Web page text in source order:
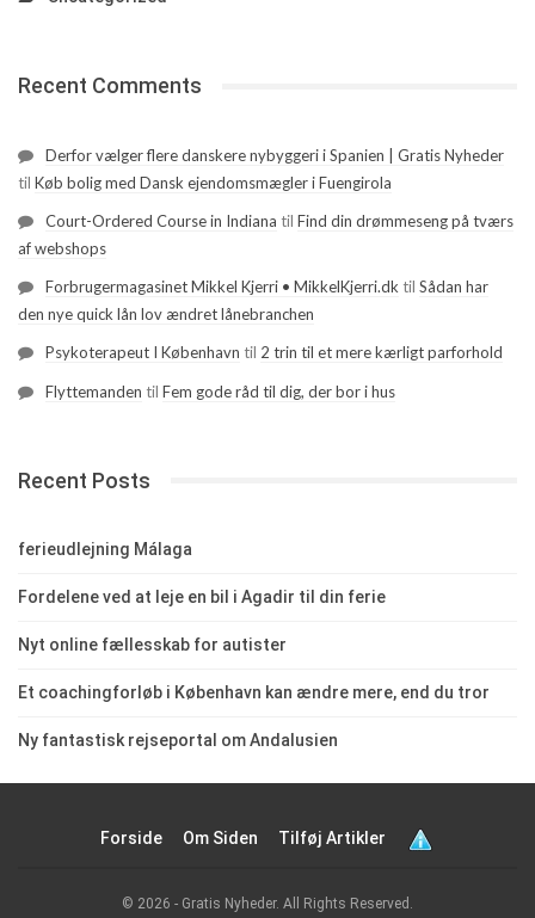
Recent Comments
Derfor vælger flere danskere nybyggeri i Spanien | Gratis Nyheder
til Køb bolig med Dansk ejendomsmægler i Fuengirola
Court-Ordered Course in Indiana til Find din drømmeseng på tværs
af webshops
Forbrugermagasinet Mikkel Kjerri • MikkelKjerri.dk til Sådan har
den nye quick lån lov ændret lånebranchen
Psykoterapeut I København til 2 trin til et mere kærligt parforhold
Flyttemanden til Fem gode råd til dig, der bor i hus
Recent Posts
ferieudlejning Málaga
Fordelene ved at leje en bil i Agadir til din ferie
Nyt online fællesskab for autister
Et coachingforløb i København kan ændre mere, end du tror
Ny fantastisk rejseportal om Andalusien
Forside Om Siden Tilføj Artikler
© 2026 - Gratis Nyheder. All Rights Reserved.